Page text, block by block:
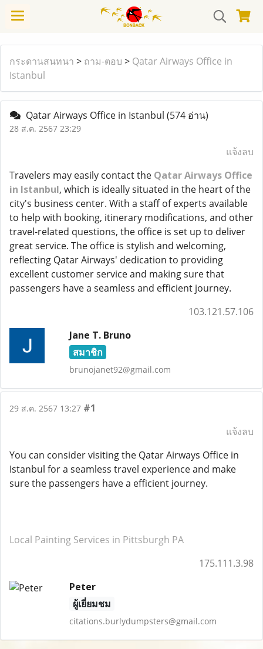
กระดานสนทนา > ถาม-ตอบ > Qatar Airways Office in
Istanbul
Qatar Airways Office in Istanbul (574 อ่าน)
28 ส.ค. 2567 23:29
แจ้งลบ
Travelers may easily contact the Qatar Airways Office
in Istanbul, which is ideally situated in the heart of the
city's business center. With a staff of experts available
to help with booking, itinerary modifications, and other
travel-related questions, the office is set up to deliver
great service. The office is stylish and welcoming,
reflecting Qatar Airways' dedication to providing
excellent customer service and making sure that
passengers have a seamless and efficient journey.
103.121.57.106
Jane T. Bruno
สมาชิก
brunojanet92@gmail.com
29 ส.ค. 2567 13:27 #1
แจ้งลบ
You can consider visiting the Qatar Airways Office in
Istanbul for a seamless travel experience and make
sure the passengers have a efficient journey.
Local Painting Services in Pittsburgh PA
175.111.3.98
Peter
ผู้เยี่ยมชม
citations.burlydumpsters@gmail.com